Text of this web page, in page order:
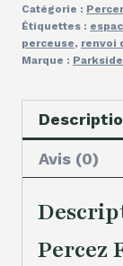
Catégorie :
Étiquettes :
perceuse, renvoi
Marque : Parkside
Avis (0)
Percez